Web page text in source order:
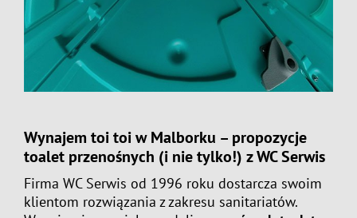
Wynajem toi toi w Malborku – propozycje
toalet przenośnych (i nie tylko!) z WC Serwis
Firma WC Serwis od 1996 roku dostarcza swoim
klientom rozwiązania z zakresu sanitariatów.